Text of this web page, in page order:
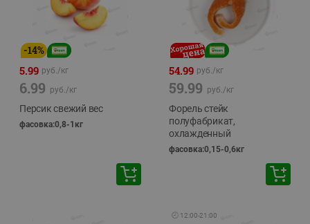
-14%
5.99 руб./кг
6.99 руб./кг
Персик свежий вес
фасовка:0,8-1кг
54.99 руб./кг
59.99 руб./кг
Форель стейк
полуфабрикат,
охлажденный
фасовка:0,15-0,6кг
🕘 12:00-21:00